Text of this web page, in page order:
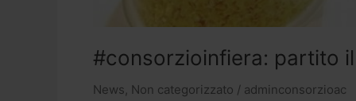
#consorzioinfiera: partito
News, Non categorizzato / adminconsorzioac